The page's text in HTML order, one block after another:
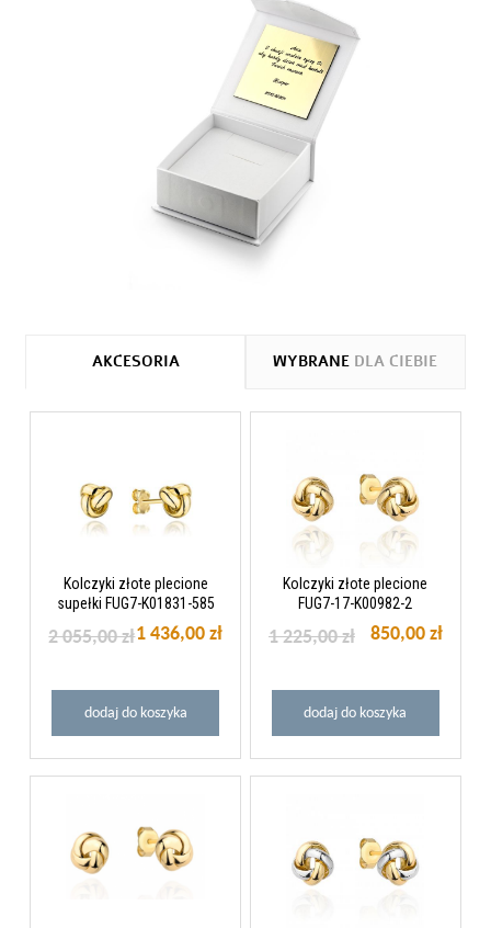
AKCESORIA WYBRANE DLA CIEBIE
Kolczyki złote plecione
supełki FUG7-K01831-585
1 436,00 zł
2 055,00 zł
dodaj do koszyka
Kolczyki złote plecione
FUG7-17-K00982-2
850,00 zł
1 225,00 zł
dodaj do koszyka